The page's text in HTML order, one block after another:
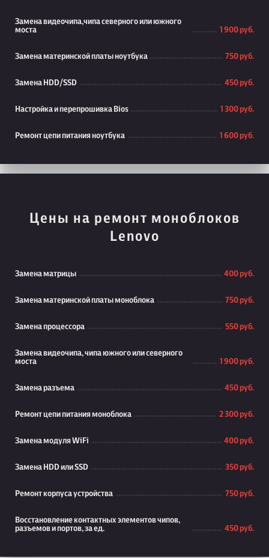
Замена видеочипа,чипа северного или южного
моста
1 900 руб.
Замена материнской платы ноутбука 750 руб.
Замена HDD/SSD 450 руб.
Настройка и перепрошивка Bios 1 300 руб.
Ремонт цепи питания ноутбука 1 600 руб.
Цены на ремонт моноблоков
Lenovo
Замена матрицы 400 руб.
Замена материнской платы моноблока 750 руб.
Замена процессора 550 руб.
Замена видеочипа, чипа южного или северного
моста
1 900 руб.
Замена разъема 450 руб.
Ремонт цепи питания моноблока 2 300 руб.
Замена модуля WiFi 400 руб.
Замена HDD или SSD 350 руб.
Ремонт корпуса устройства 750 руб.
Восстановление контактных элементов чипов,
разъемов и портов, за ед.
450 руб.